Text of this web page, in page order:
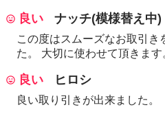
良い ナッチ(模様替え中)
この度はスムーズなお取引き
た。 大切に使わせて頂きます
良い ヒロシ
良い取り引きが出来ました。